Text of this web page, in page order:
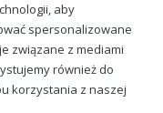
aby
spersonalizowane
związane z mediami
również do
korzystania z naszej